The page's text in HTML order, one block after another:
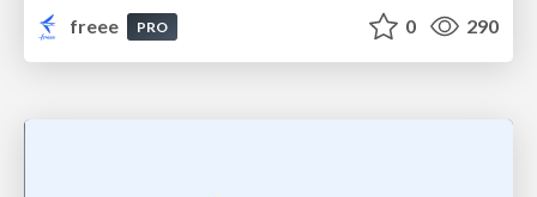
freee
PRO 0 290